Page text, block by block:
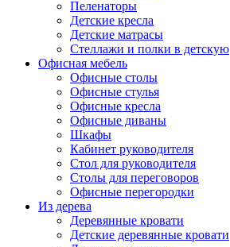
Пеленаторы
Детские кресла
Детские матрасы
Стеллажи и полки в детскую
Офисная мебель
Офисные столы
Офисные стулья
Офисные кресла
Офисные диваны
Шкафы
Кабинет руководителя
Стол для руководителя
Столы для переговоров
Офисные перегородки
Из дерева
Деревянные кровати
Детские деревянные кровати